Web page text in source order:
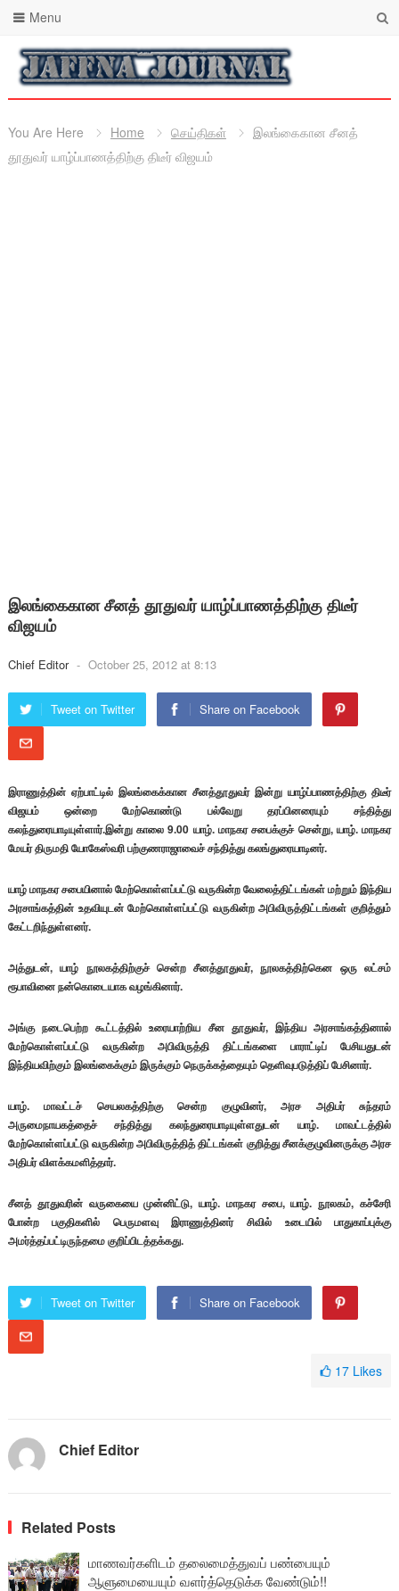
Menu
You Are Here Home செய்திகள்
இலங்கைகான சீனத்
தூதுவர் யாழ்ப்பாணத்திற்கு திடீர் விஜயம்
இலங்கைகான சீனத் தூதுவர் யாழ்ப்பாணத்திற்கு திடீர்
விஜயம்
Chief Editor - October 25, 2012 at 8:13
Tweet on Twitter Share on Facebook
இராணுத்தின் ஏற்பாட்டில் இலங்கைக்கான சீனத்தூதுவர் இன்று யாழ்ப்பாணத்திற்கு திடீர்
விஜயம் ஒன்றை மேற்கொண்டு பல்வேறு தரப்பினரையும் சந்தித்து
கலந்துரையாடியுள்ளார்.இன்று காலை 9.00 யாழ். மாநகர சபைக்குச் சென்று, யாழ். மாநகர
மேயர் திருமதி யோகேஸ்வரி பற்குணராஜாவைச் சந்தித்து கலங்துரையாடினர்.
யாழ் மாநகர சபையினால் மேற்கொள்ளப்பட்டு வருகின்ற வேலைத்திட்டங்கள் மற்றும் இந்திய
அரசாங்கத்தின் உதவியுடன் மேற்கொள்ளப்பட்டு வருகின்ற அபிவிருத்திட்டங்கள் குறித்தும்
கேட்டறிந்துள்ளனர்.
அத்துடன், யாழ் நூலகத்திற்குச் சென்ற சீனத்தூதுவர், நூலகத்திற்கென ஒரு லட்சம்
ரூபாவினை நன்கொடையாக வழங்கினார்.
அங்கு நடைபெற்ற கூட்டத்தில் உரையாற்றிய சீன தூதுவர், இந்திய அரசாங்கத்தினால்
மேற்கொள்ளப்பட்டு வருகின்ற அபிவிருத்தி திட்டங்களை பாராட்டிப் பேசியதுடன்
இந்தியவிற்கும் இலங்கைக்கும் இருக்கும் நெருக்கத்தையும் தெளிவுபடுத்திப் பேசினார்.
யாழ். மாவட்டச் செயலகத்திற்கு சென்ற குழுவினர், அரச அதிபர் சுந்தரம்
அருமைநாயகத்தைச் சந்தித்து கலந்துரையாடியுள்ளதுடன் யாழ். மாவட்டத்தில்
மேற்கொள்ளப்பட்டு வருகின்ற அபிவிருத்தித் திட்டங்கள் குறித்து சீனக்குழுவினருக்கு அரச
அதிபர் விளக்கமளித்தார்.
சீனத் தூதுவரின் வருகையை முன்னிட்டு, யாழ். மாநகர சபை, யாழ். நூலகம், கச்சேரி
போன்ற பகுதிகளில் பெருமளவு இராணுத்தினர் சிவில் உடையில் பாதுகாப்புக்கு
அமர்த்தப்பட்டிருந்தமை குறிப்பிடத்தக்கது.
Tweet on Twitter Share on Facebook
17 Likes
Chief Editor
Related Posts
மாணவர்களிடம் தலைமைத்துவப் பண்பையும்
ஆளுமையையும் வளர்த்தெடுக்க வேண்டும்!!